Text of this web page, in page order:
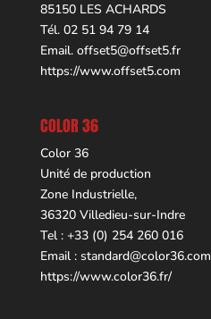
85150 LES ACHARDS
Tél. 02 51 94 79 14
Email. offset5@offset5.fr
https://www.offset5.com
COLOR 36
Color 36
Unité de production
Zone Industrielle,
36320 Villedieu-sur-Indre
Tel : +33 (0) 254 260 016
Email : standard@color36.com
https://www.color36.fr/